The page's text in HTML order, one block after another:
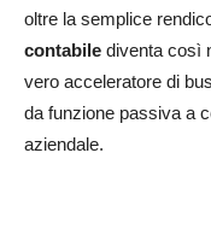
oltre la semplice
contabile diventa così
vero acceleratore di
da funzione passiva a
aziendale.